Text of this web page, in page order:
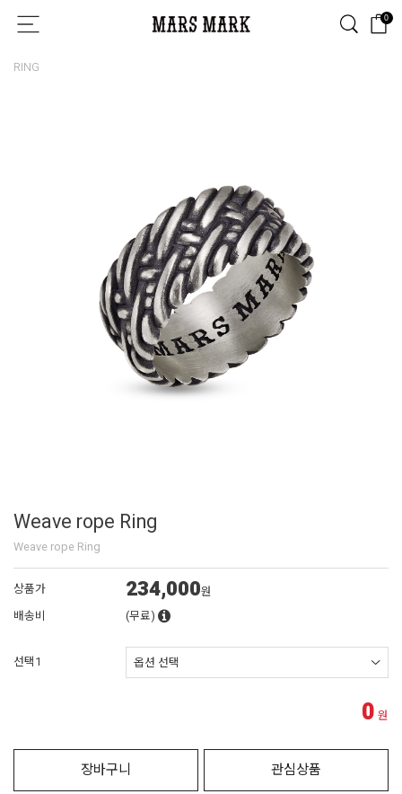
0
RING
Weave rope Ring
Weave rope Ring
상품가 234,000원
배송비
(무료)
선택1
0 원
장바구니 관심상품